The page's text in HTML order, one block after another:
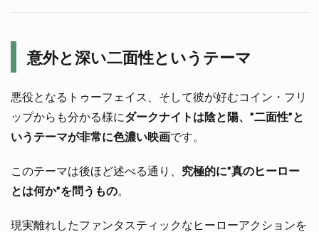
意外と深い二面性というテーマ
悪役となるトゥーフェイス、そして彼が好むコイン・フリ
ップからも分かる様にダークナイトは陰と陽、”二面性”と
いうテーマが非常に色濃い映画です。
このテーマは後ほど述べる通り、 究極的に”真のヒーロー
とは何か”を問うもの。
現実離れしたファンタスティックなヒーローアクションを